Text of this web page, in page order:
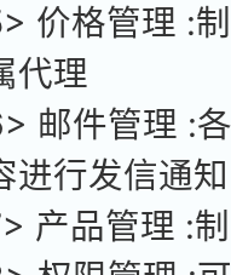
价格管理 :
代理
邮件管理 :
进行发信通知
产品管理 :